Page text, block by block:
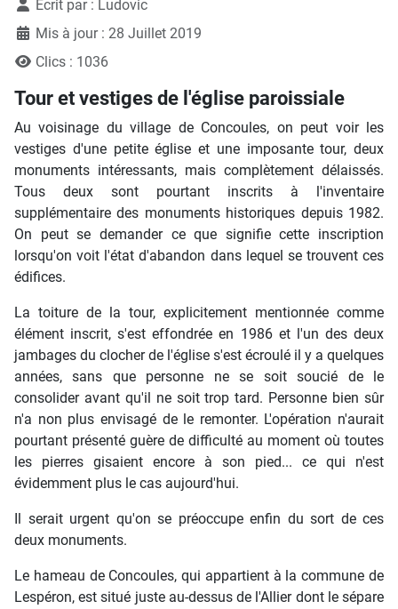
DétailsÉcrit par : Ludovic
Mis à jour : 28 Juillet 2019
Clics : 1036
Tour et vestiges de l'église paroissiale
Au voisinage du village de Concoules, on peut voir les
vestiges d'une petite église et une imposante tour, deux
monuments intéressants, mais complètement délaissés.
Tous deux sont pourtant inscrits à l'inventaire
supplémentaire des monuments historiques depuis 1982.
On peut se demander ce que signifie cette inscription
lorsqu'on voit l'état d'abandon dans lequel se trouvent ces
édifices.
La toiture de la tour, explicitement mentionnée comme
élément inscrit, s'est effondrée en 1986 et l'un des deux
jambages du clocher de l'église s'est écroulé il y a quelques
années, sans que personne ne se soit soucié de le
consolider avant qu'il ne soit trop tard. Personne bien sûr
n'a non plus envisagé de le remonter. L'opération n'aurait
pourtant présenté guère de difficulté au moment où toutes
les pierres gisaient encore à son pied... ce qui n'est
évidemment plus le cas aujourd'hui.
Il serait urgent qu'on se préoccupe enfin du sort de ces
deux monuments.
Le hameau de Concoules, qui appartient à la commune de
Lespéron, est situé juste au-dessus de l'Allier dont le sépare